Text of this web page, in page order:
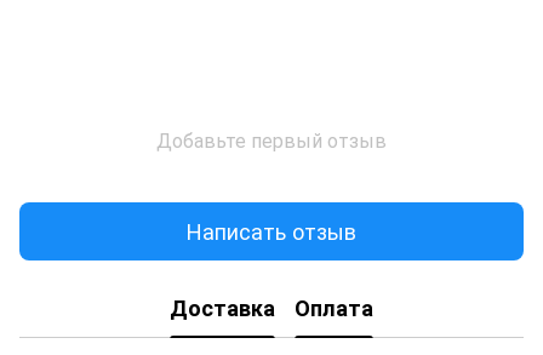
Добавьте первый отзыв
Написать отзыв
Доставка Оплата